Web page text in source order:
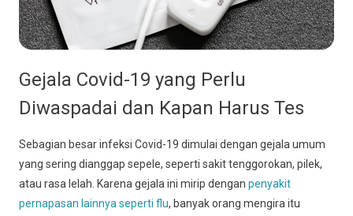
Gejala Covid-19 yang Perlu
Diwaspadai dan Kapan Harus Tes
Sebagian besar infeksi Covid-19 dimulai dengan gejala umum
yang sering dianggap sepele, seperti sakit tenggorokan, pilek,
atau rasa lelah. Karena gejala ini mirip dengan penyakit
pernapasan lainnya seperti flu, banyak orang mengira itu